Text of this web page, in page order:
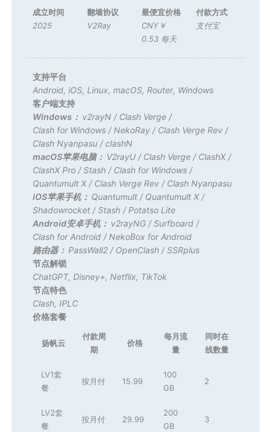
成立时间
2025
翻墙协议
V2Ray
最便宜价格
CNY￥
0.53 每天
付款方式
支付宝
支持平台
Android,iOS, Linux,macOS, Router, Windows
客户端支持
Windows： v2rayN / Clash Verge /
Clash for Windows / NekoRay / Clash Verge Rev /
Clash Nyanpasu /clashN
macOS苹果电脑： V2rayU / Clash Verge / ClashX /
ClashX Pro /Stash / Clash for Windows /
Quantumult X / Clash Verge Rev / Clash Nyanpasu
iOS苹果手机： Quantumult / Quantumult X /
Shadowrocket /Stash / Potatso Lite
Android安卓手机： v2rayNG /Surfboard /
Clash for Android / NekoBox for Android
路由器： PassWall2 / OpenClash /SSRplus
节点解锁
ChatGPT, Disney+, Netflix, TikTok
节点特色
Clash, IPLC
价格套餐
扬帆云
付款周
期
价格
每月流
量
同时在
线数量
LV1套
餐
按月付 15.99
100
GB
2
LV2套
餐
按月付 29.99
200
GB
3